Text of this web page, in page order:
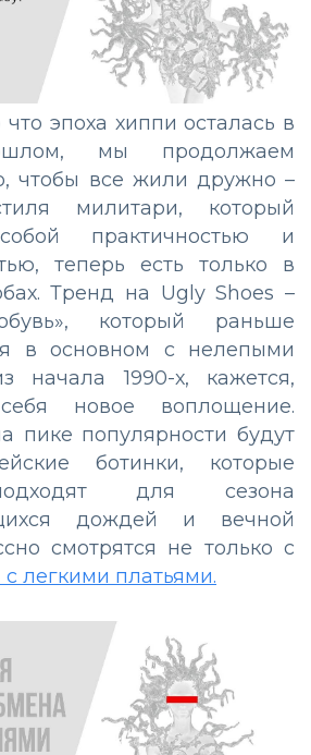
эпоха хиппи осталась в
мы продолжаем
чтобы все жили дружно –
милитари, который
практичностью и
теперь есть только в
Тренд на Ugly Shoes –
который раньше
в основном с нелепыми
начала 1990-х, кажется,
новое воплощение.
пике популярности будут
ботинки, которые
для сезона
дождей и вечной
смотрятся не только с
с легкими платьями.